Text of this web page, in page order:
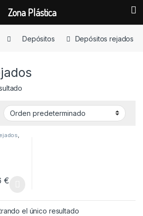
Depósitos Depósitos rejados
,
€Rango de precios: desde 182,64 €
variantes. Las opciones se
el único resultado
Zona Plástica